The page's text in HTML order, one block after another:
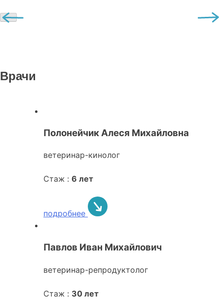
Врачи
Полонейчик Алеся Михайловна
ветеринар-кинолог
Стаж : 6 лет
подробнее
Павлов Иван Михайлович
ветеринар-репродуктолог
Стаж : 30 лет